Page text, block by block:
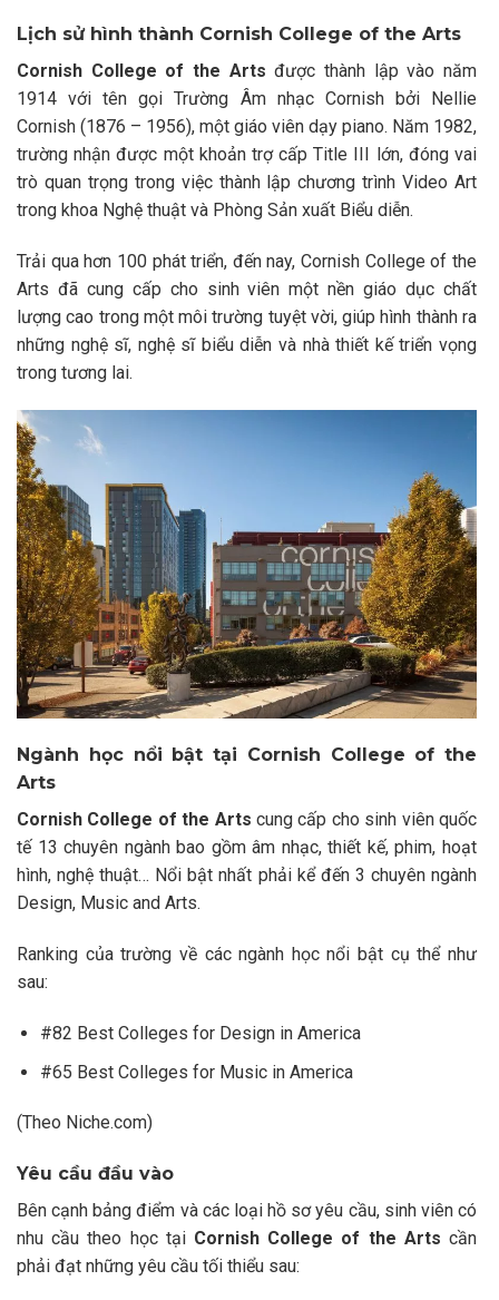
Lịch sử hình thành Cornish College of the Arts
Cornish College of the Arts được thành lập vào năm
1914 với tên gọi Trường Âm nhạc Cornish bởi Nellie
Cornish (1876 – 1956), một giáo viên dạy piano. Năm 1982,
trường nhận được một khoản trợ cấp Title III lớn, đóng vai
trò quan trọng trong việc thành lập chương trình Video Art
trong khoa Nghệ thuật và Phòng Sản xuất Biểu diễn.
Trải qua hơn 100 phát triển, đến nay, Cornish College of the
Arts đã cung cấp cho sinh viên một nền giáo dục chất
lượng cao trong một môi trường tuyệt vời, giúp hình thành ra
những nghệ sĩ, nghệ sĩ biểu diễn và nhà thiết kế triển vọng
trong tương lai.
Ngành học nổi bật tại Cornish College of the
Arts
Cornish College of the Arts cung cấp cho sinh viên quốc
tế 13 chuyên ngành bao gồm âm nhạc, thiết kế, phim, hoạt
hình, nghệ thuật… Nổi bật nhất phải kể đến 3 chuyên ngành
Design, Music and Arts.
Ranking của trường về các ngành học nổi bật cụ thể như
sau:
#82 Best Colleges for Design in America
#65 Best Colleges for Music in America
(Theo Niche.com)
Yêu cầu đầu vào
Bên cạnh bảng điểm và các loại hồ sơ yêu cầu, sinh viên có
nhu cầu theo học tại Cornish College of the Arts cần
phải đạt những yêu cầu tối thiểu sau: